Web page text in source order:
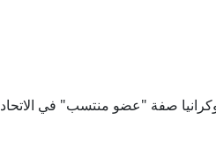
صفة "عضو منتسب" في الاتحاد